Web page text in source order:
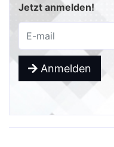
Jetzt anmelden!
Anmelden